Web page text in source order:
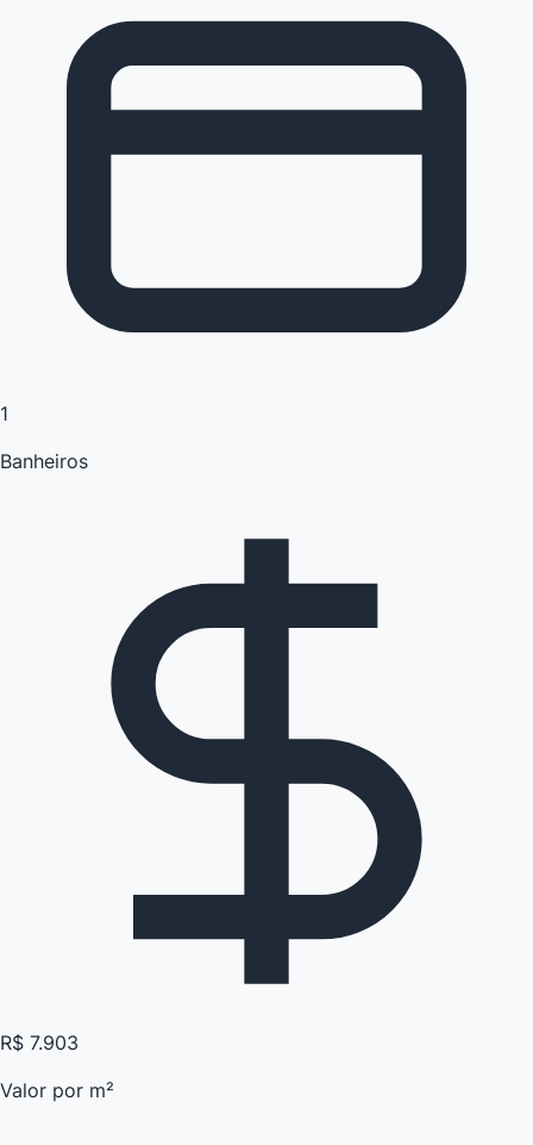
1
Banheiros
R$ 7.903
Valor por m²